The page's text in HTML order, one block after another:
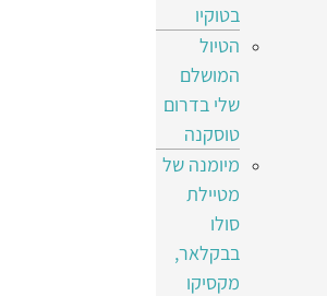
בטוקיו
הטיול
המושלם
שלי בדרום
טוסקנה
מיומנה של
מטיילת
סולו
בבקלאר,
מקסיקו